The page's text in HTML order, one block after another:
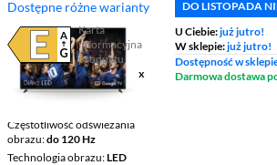
Dostępne różne warianty
Karta
informacyjna
produktu
Plik w formacie pdf
(otworzy się w nowym oknie)
Ekran 55 ", 4K UHD / 3840 x
2160
Częstotliwość odświeżania
obrazu do 120 Hz
Technologia obrazu LED
DO LISTOPADA
U Ciebie:już jutro!
W sklepie:już jutro!
Dostępność w
Darmowa dostawa